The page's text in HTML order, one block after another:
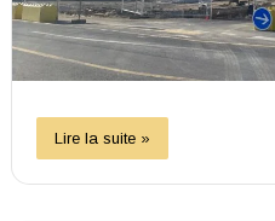
Lire la suite »